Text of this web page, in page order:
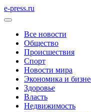
e-press.ru
Все новости
Общество
Происшествия
Спорт
Новости мира
Экономика и
Здоровье
Власть
Недвижимость